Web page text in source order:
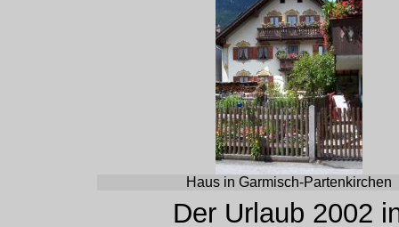
Haus in Garmisch-Partenkirchen
Der Urlaub 2002